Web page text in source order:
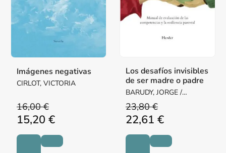
Imágenes negativas
CIRLOT, VICTORIA
16,00 €
15,20 €
Los desafíos invisibles
de ser madre o padre
BARUDY, JORGE /
DANTAGNAN, MARYORIE
23,80 €
22,61 €